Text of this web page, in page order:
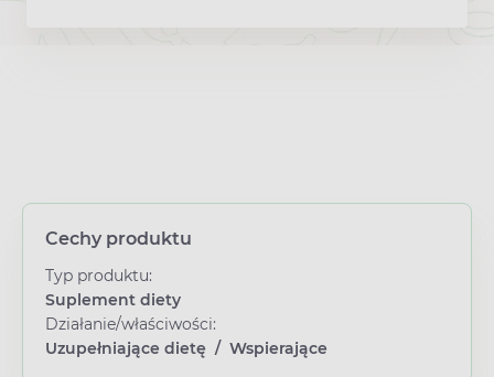
Cechy produktu
Typ produktu:
Suplement diety
Działanie/właściwości:
Uzupełniające dietę / Wspierające